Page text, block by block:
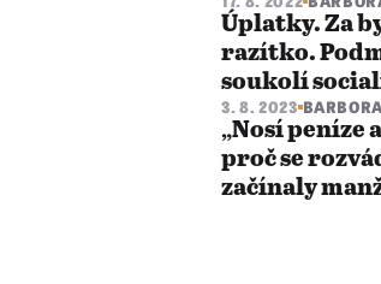
Úplatky. Za
razítko.
soukolí
3. 8. 2023
„Nosí peníze
proč se
začínaly